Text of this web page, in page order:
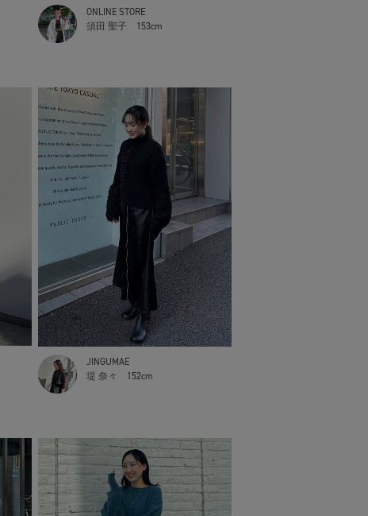
ONLINE STORE
須田 聖子
153cm
JINGUMAE
堤 奈々
152cm